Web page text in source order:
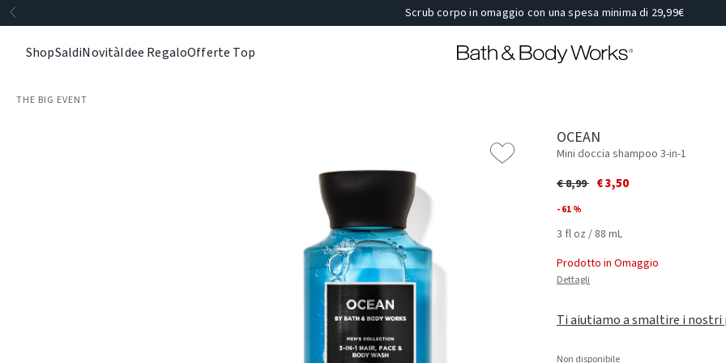
Scrub corpo in omaggio con una spesa minima di 29,99€
ShopSaldiNovitàIdee RegaloOfferte Top
THE BIG EVENT
OCEAN
Mini doccia shampoo 3-in-1
Price reduced from
€ 8,99to€ 3,50
- 61 %
3 fl oz / 88 mL
Prodotto in Omaggio
Dettagli
Ti aiutiamo a smaltire i
Non disponibile